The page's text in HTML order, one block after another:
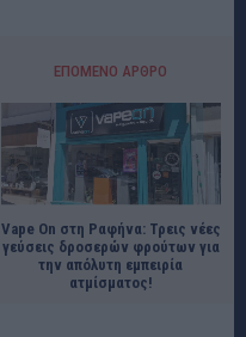
ΕΠΌΜΕΝΟ ΆΡΘΡΟ
Vape On στη Ραφήνα: Τρεις νέες
γεύσεις δροσερών φρούτων για
την απόλυτη εμπειρία
ατμίσματος!